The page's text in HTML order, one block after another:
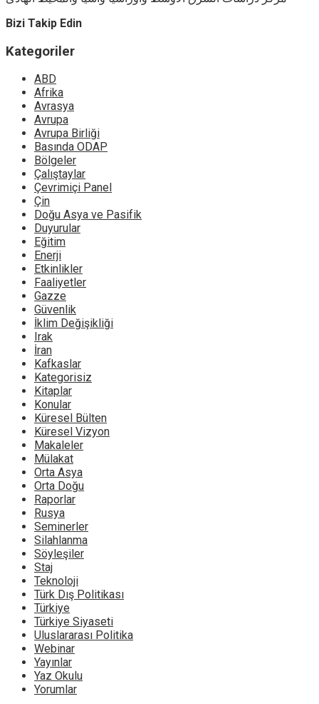
Bizi Takip Edin
Kategoriler
ABD
Afrika
Avrasya
Avrupa
Avrupa Birliği
Basında ODAP
Bölgeler
Çalıştaylar
Çevrimiçi Panel
Çin
Doğu Asya ve Pasifik
Duyurular
Eğitim
Enerji
Etkinlikler
Faaliyetler
Gazze
Güvenlik
İklim Değişikliği
Irak
İran
Kafkaslar
Kategorisiz
Kitaplar
Konular
Küresel Bülten
Küresel Vizyon
Makaleler
Mülakat
Orta Asya
Orta Doğu
Raporlar
Rusya
Seminerler
Silahlanma
Söyleşiler
Staj
Teknoloji
Türk Dış Politikası
Türkiye
Türkiye Siyaseti
Uluslararası Politika
Webinar
Yayınlar
Yaz Okulu
Yorumlar